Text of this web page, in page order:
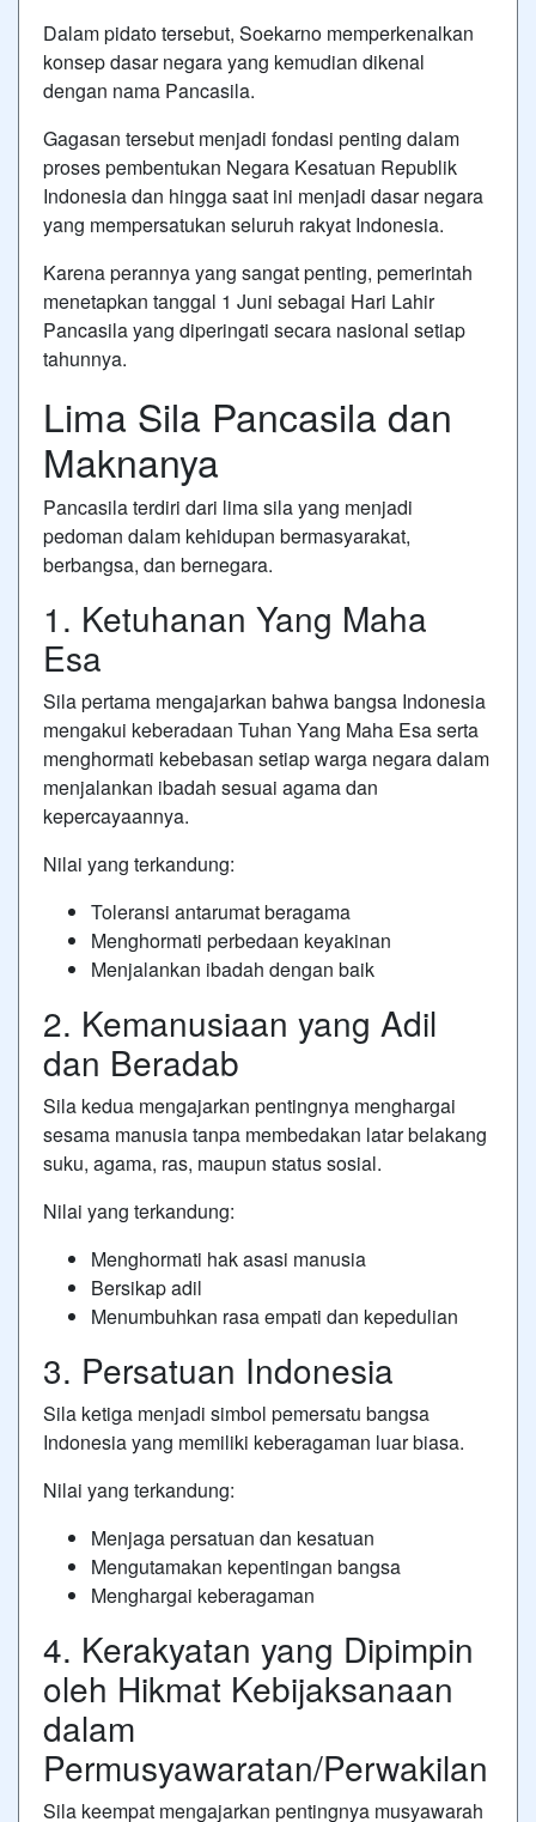
Dalam pidato tersebut, Soekarno memperkenalkan
konsep dasar negara yang kemudian dikenal
dengan nama Pancasila.
Gagasan tersebut menjadi fondasi penting dalam
proses pembentukan Negara Kesatuan Republik
Indonesia dan hingga saat ini menjadi dasar negara
yang mempersatukan seluruh rakyat Indonesia.
Karena perannya yang sangat penting, pemerintah
menetapkan tanggal 1 Juni sebagai Hari Lahir
Pancasila yang diperingati secara nasional setiap
tahunnya.
Lima Sila Pancasila dan
Maknanya
Pancasila terdiri dari lima sila yang menjadi
pedoman dalam kehidupan bermasyarakat,
berbangsa, dan bernegara.
1. Ketuhanan Yang Maha
Esa
Sila pertama mengajarkan bahwa bangsa Indonesia
mengakui keberadaan Tuhan Yang Maha Esa serta
menghormati kebebasan setiap warga negara dalam
menjalankan ibadah sesuai agama dan
kepercayaannya.
Nilai yang terkandung:
Toleransi antarumat beragama
Menghormati perbedaan keyakinan
Menjalankan ibadah dengan baik
2. Kemanusiaan yang Adil
dan Beradab
Sila kedua mengajarkan pentingnya menghargai
sesama manusia tanpa membedakan latar belakang
suku, agama, ras, maupun status sosial.
Nilai yang terkandung:
Menghormati hak asasi manusia
Bersikap adil
Menumbuhkan rasa empati dan kepedulian
3. Persatuan Indonesia
Sila ketiga menjadi simbol pemersatu bangsa
Indonesia yang memiliki keberagaman luar biasa.
Nilai yang terkandung:
Menjaga persatuan dan kesatuan
Mengutamakan kepentingan bangsa
Menghargai keberagaman
4. Kerakyatan yang Dipimpin
oleh Hikmat Kebijaksanaan
dalam
Permusyawaratan/Perwakilan
Sila keempat mengajarkan pentingnya musyawarah